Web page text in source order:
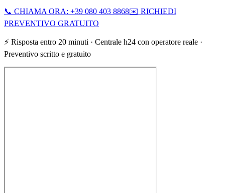
📞 CHIAMA ORA: +39 080 403 8868✉️ RICHIEDI
PREVENTIVO GRATUITO
⚡ Risposta entro 20 minuti · Centrale h24 con operatore reale ·
Preventivo scritto e gratuito